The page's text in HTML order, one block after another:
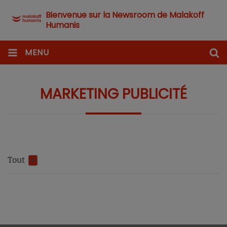
Bienvenue sur la Newsroom de Malakoff
Humanis
MENU
MARKETING PUBLICITÉ
Tout 0